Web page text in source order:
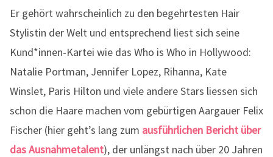
Er gehört wahrscheinlich zu den begehrtesten Hair
Stylistin der Welt und entsprechend liest sich seine
Kund*innen-Kartei wie das Who is Who in Hollywood:
Natalie Portman, Jennifer Lopez, Rihanna, Kate
Winslet, Paris Hilton und viele andere Stars liessen sich
schon die Haare machen vom gebürtigen Aargauer Felix
Fischer (hier geht’s lang zum ausführlichen Bericht über
das Ausnahmetalent), der unlängst nach über 20 Jahren